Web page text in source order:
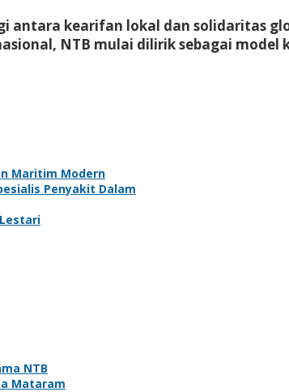
antara kearifan lokal dan solidaritas
NTB mulai dilirik sebagai
Maritim Modern
Penyakit Dalam
NTB
Mataram